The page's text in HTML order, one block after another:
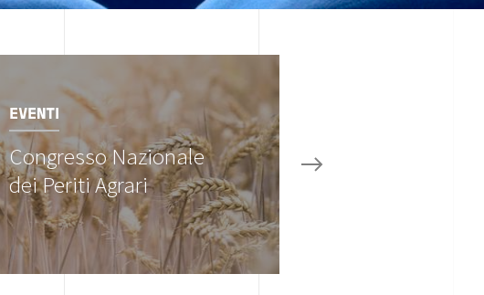
EVENTI
Congresso Nazionale
dei Periti Agrari